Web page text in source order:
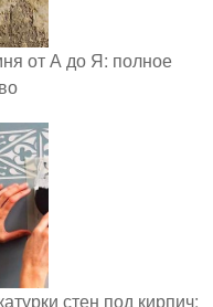
от А до Я: полное
стен под кирпич: